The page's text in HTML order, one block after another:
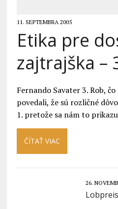
11. SEPTEMBRA 2005
Etika pre
zajtrajška –
Fernando Savater 3. Rob, čo
povedali, že sú rozličné
1. pretože sa nám to
ČÍTAŤ VIAC
26.